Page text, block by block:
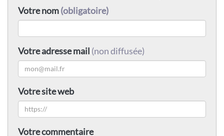
Votre nom(obligatoire)
Votre adresse mail (non diffusée)
Votre site web
Votre commentaire